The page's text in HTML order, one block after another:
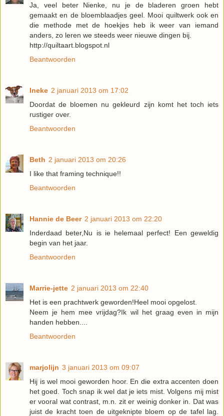
Ja, veel beter Nienke, nu je de bladeren groen hebt
gemaakt en de bloemblaadjes geel. Mooi quiltwerk ook en
die methode met de hoekjes heb ik weer van iemand
anders, zo leren we steeds weer nieuwe dingen bij.
http://quiltaart.blogspot.nl
Beantwoorden
Ineke 2 januari 2013 om 17:02
Doordat de bloemen nu gekleurd zijn komt het toch iets
rustiger over.
Beantwoorden
Beth 2 januari 2013 om 20:26
I like that framing technique!!
Beantwoorden
Hannie de Beer 2 januari 2013 om 22:20
Inderdaad beter,Nu is ie helemaal perfect! Een geweldig
begin van het jaar.
Beantwoorden
Marrie-jette 2 januari 2013 om 22:40
Het is een prachtwerk geworden!Heel mooi opgelost.
Neem je hem mee vrijdag?Ik wil het graag even in mijn
handen hebben....
Beantwoorden
marjolijn 3 januari 2013 om 09:07
Hij is wel mooi geworden hoor. En die extra accenten doen
het goed. Toch snap ik wel dat je iets mist. Volgens mij mist
er vooral wat contrast, m.n. zit er weinig donker in. Dat was
juist de kracht toen de uitgeknipte bloem op de tafel lag.